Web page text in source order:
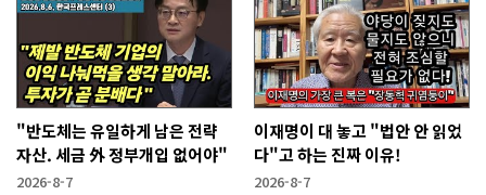
"반도체는 유일하게 남은 전략
자산. 세금 外 정부개입 없어야"
2026-8-7
이재명이 대 놓고 "법안 안 읽었
다"고 하는 진짜 이유!
2026-8-7